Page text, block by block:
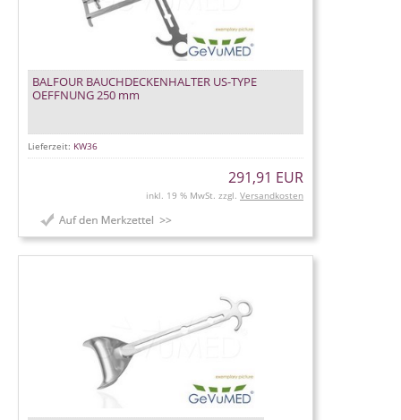
BALFOUR BAUCHDECKENHALTER US-TYPE
OEFFNUNG 250 mm
Lieferzeit: KW36
291,91 EUR
inkl. 19 % MwSt. zzgl. Versandkosten